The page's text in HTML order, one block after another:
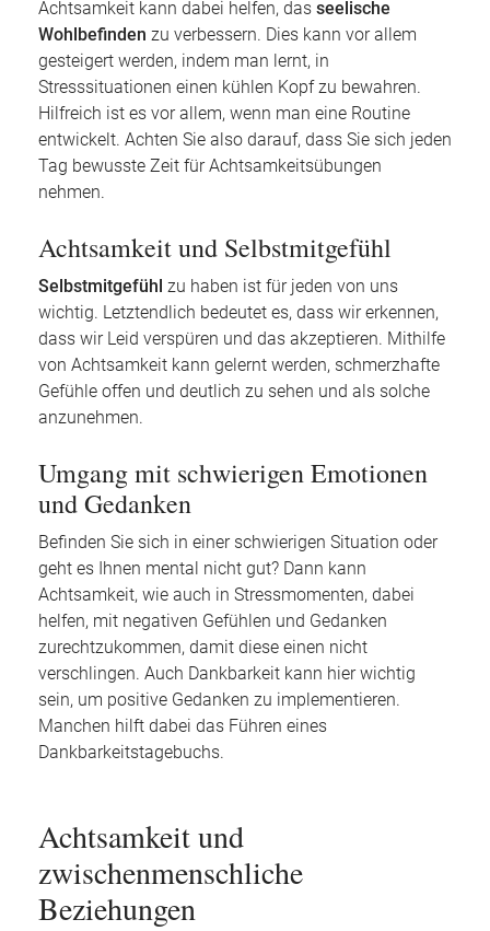
Achtsamkeit kann dabei helfen, das seelische
Wohlbefinden zu verbessern. Dies kann vor allem
gesteigert werden, indem man lernt, in
Stresssituationen einen kühlen Kopf zu bewahren.
Hilfreich ist es vor allem, wenn man eine Routine
entwickelt. Achten Sie also darauf, dass Sie sich jeden
Tag bewusste Zeit für Achtsamkeitsübungen
nehmen.
Achtsamkeit und Selbstmitgefühl
Selbstmitgefühl zu haben ist für jeden von uns
wichtig. Letztendlich bedeutet es, dass wir erkennen,
dass wir Leid verspüren und das akzeptieren. Mithilfe
von Achtsamkeit kann gelernt werden, schmerzhafte
Gefühle offen und deutlich zu sehen und als solche
anzunehmen.
Umgang mit schwierigen Emotionen
und Gedanken
Befinden Sie sich in einer schwierigen Situation oder
geht es Ihnen mental nicht gut? Dann kann
Achtsamkeit, wie auch in Stressmomenten, dabei
helfen, mit negativen Gefühlen und Gedanken
zurechtzukommen, damit diese einen nicht
verschlingen. Auch Dankbarkeit kann hier wichtig
sein, um positive Gedanken zu implementieren.
Manchen hilft dabei das Führen eines
Dankbarkeitstagebuchs.
Achtsamkeit und
zwischenmenschliche
Beziehungen